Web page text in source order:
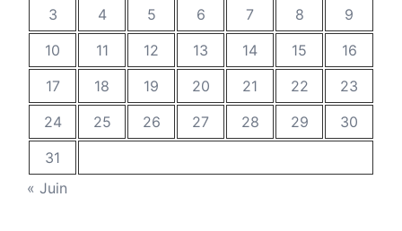
3 4 5 6 7 8
9
10
11 12 13 14 15
16
17
18 19 20 21 22
23
24
25 26 27 28 29
30
31
« Juin